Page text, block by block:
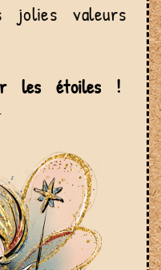
jolies valeurs
les étoiles !